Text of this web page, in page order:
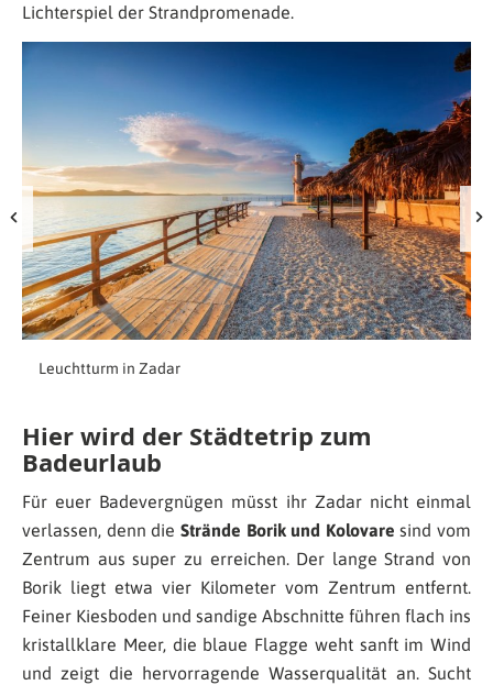
Lichterspiel der Strandpromenade.
Leuchtturm in Zadar
Hier wird der Städtetrip zum
Badeurlaub
Für euer Badevergnügen müsst ihr Zadar nicht einmal
verlassen, denn die Strände Borik und Kolovare sind vom
Zentrum aus super zu erreichen. Der lange Strand von
Borik liegt etwa vier Kilometer vom Zentrum entfernt.
Feiner Kiesboden und sandige Abschnitte führen flach ins
kristallklare Meer, die blaue Flagge weht sanft im Wind
und zeigt die hervorragende Wasserqualität an. Sucht